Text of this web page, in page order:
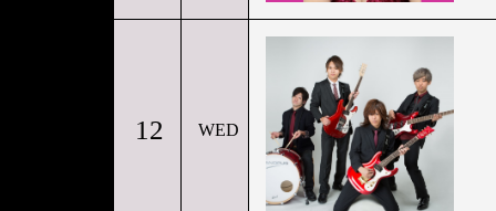
12 WED